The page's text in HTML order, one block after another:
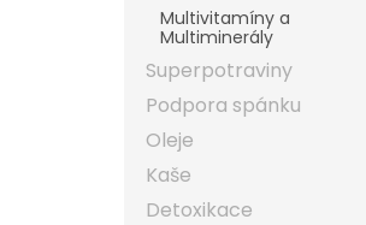
Multivitamíny a
Multiminerály
Superpotraviny
Podpora spánku
Oleje
Kaše
Detoxikace